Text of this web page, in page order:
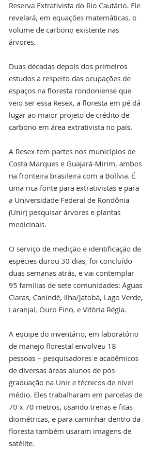
Reserva Extrativista do Rio Cautário. Ele
revelará, em equações matemáticas, o
volume de carbono existente nas
árvores.
Duas décadas depois dos primeiros
estudos a respeito das ocupações de
espaços na floresta rondoniense que
veio ser essa Resex, a floresta em pé dá
lugar ao maior projeto de crédito de
carbono em área extrativista no país.
A Resex tem partes nos municípios de
Costa Marques e Guajará-Mirim, ambos
na fronteira brasileira com a Bolívia. É
uma rica fonte para extrativistas e para
a Universidade Federal de Rondônia
(Unir) pesquisar árvores e plantas
medicinais.
O serviço de medição e identificação de
espécies durou 30 dias, foi concluído
duas semanas atrás, e vai contemplar
95 famílias de sete comunidades: Águas
Claras, Canindé, Ilha/Jatobá, Lago Verde,
Laranjal, Ouro Fino, e Vitória Régia.
A equipe do inventário, em laboratório
de manejo florestal envolveu 18
pessoas – pesquisadores e acadêmicos
de diversas áreas alunos de pós-
graduação na Unir e técnicos de nível
médio. Eles trabalharam em parcelas de
70 x 70 metros, usando trenas e fitas
diométricas, e para caminhar dentro da
floresta também usaram imagens de
satélite.